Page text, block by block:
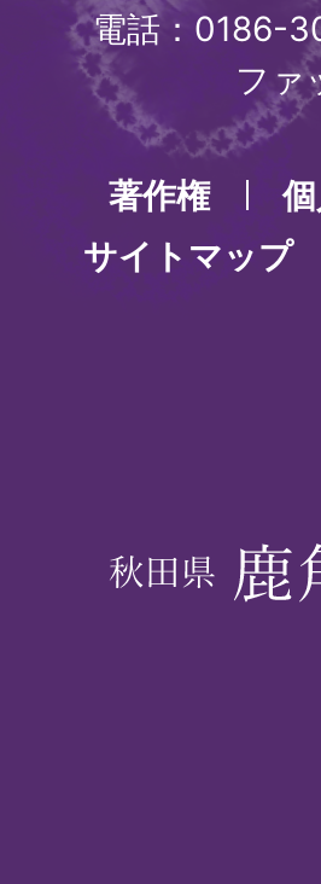
電話：0186-
ファ
著作権
サイトマップ